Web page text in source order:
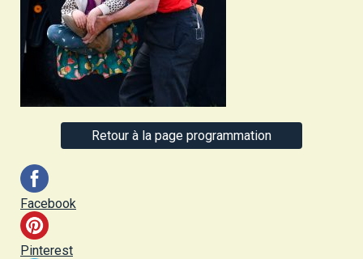
Retour à la page programmation
Facebook
Pinterest